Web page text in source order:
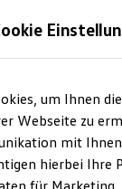
Stein
um Ihnen
Webseite zu
mit
hierbei Ihre
für Marketing,